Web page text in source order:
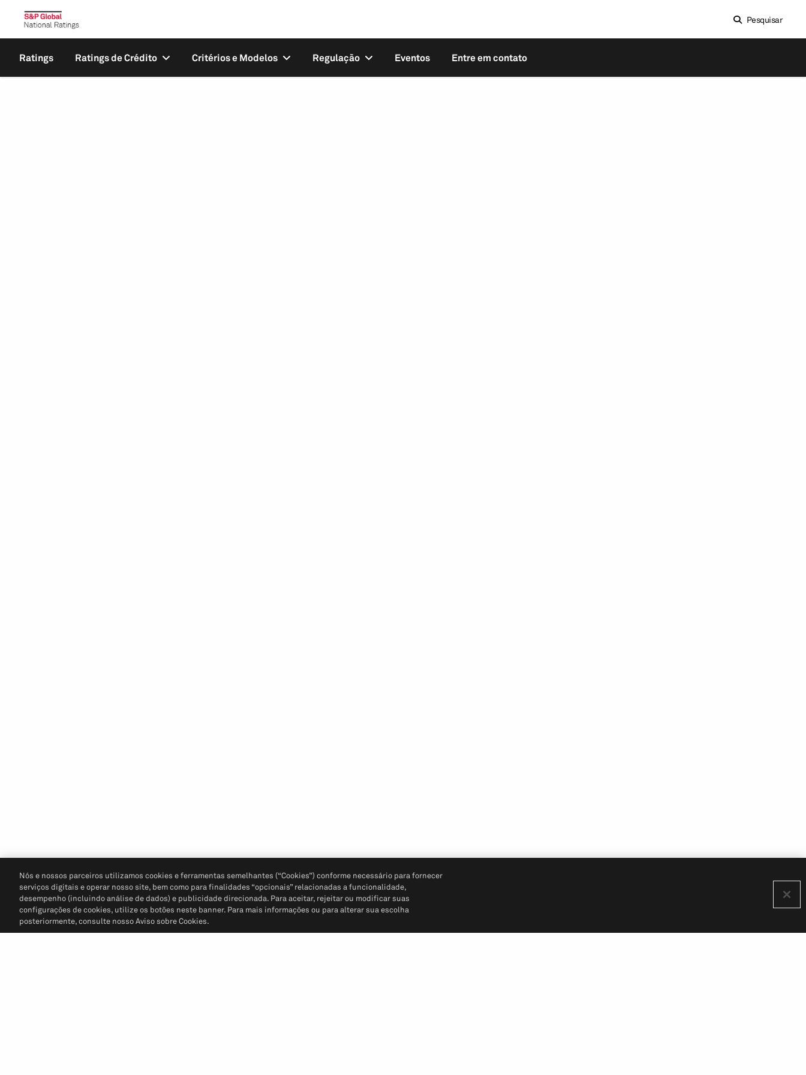
Pesquisar
Ratings Ratings de Crédito Critérios e Modelos Regulação Eventos Entre em contato
Nós e nossos parceiros utilizamos cookies e ferramentas semelhantes (“Cookies”) conforme necessário para fornecer
serviços digitais e operar nosso site, bem como para finalidades “opcionais” relacionadas a funcionalidade,
desempenho (incluindo análise de dados) e publicidade direcionada. Para aceitar, rejeitar ou modificar suas
configurações de cookies, utilize os botões neste banner. Para mais informações ou para alterar sua escolha
posteriormente, consulte nosso Aviso sobre Cookies.